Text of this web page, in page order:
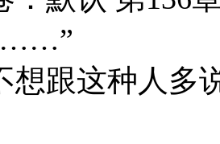
……”
想跟这种人多